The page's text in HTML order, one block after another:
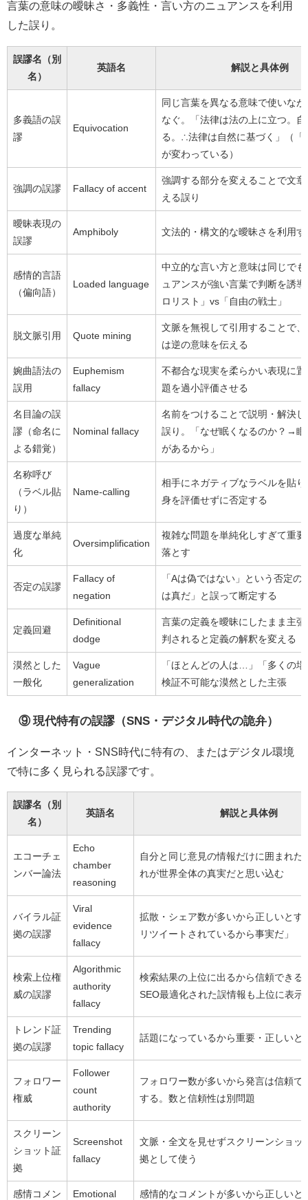
言葉の意味の曖昧さ・多義性・言い方のニュアンスを利用
した誤り。
誤謬名（別
名）
英語名 解説と具体例
多義語の誤
謬
Equivocation
同じ言葉を異なる意味で使いな
なぐ。「法律は法の上に立つ。
る。∴法律は自然に基づく」（「
が変わっている）
強調の誤謬 Fallacy of accent
強調する部分を変えることで文
える誤り
曖昧表現の
誤謬
Amphiboly 文法的・構文的な曖昧さを利用す
感情的言語
（偏向語）
Loaded language
中立的な言い方と意味は同じで
ュアンスが強い言葉で判断を誘
ロリスト」vs「自由の戦士」
脱文脈引用 Quote mining
文脈を無視して引用することで
は逆の意味を伝える
婉曲語法の
誤用
Euphemism
fallacy
不都合な現実を柔らかい表現に
題を過小評価させる
名目論の誤
謬（命名に
よる錯覚）
Nominal fallacy
名前をつけることで説明・解決
誤り。「なぜ眠くなるのか？→眠
があるから」
名称呼び
（ラベル貼
り）
Name-calling
相手にネガティブなラベルを貼
身を評価せずに否定する
過度な単純
化
Oversimplification
複雑な問題を単純化しすぎて重
落とす
否定の誤謬
Fallacy of
negation
「Aは偽ではない」という否定の
は真だ」と誤って断定する
定義回避
Definitional
dodge
言葉の定義を曖昧にしたまま主
判されると定義の解釈を変える
漠然とした
一般化
Vague
generalization
「ほとんどの人は…」「多くの
検証不可能な漠然とした主張
⑨ 現代特有の誤謬（SNS・デジタル時代の詭弁）
インターネット・SNS時代に特有の、またはデジタル環境
で特に多く見られる誤謬です。
誤謬名（別
名）
英語名 解説と具体例
エコーチェ
ンバー論法
Echo
chamber
reasoning
自分と同じ意見の情報だけに囲まれた
れが世界全体の真実だと思い込む
バイラル証
拠の誤謬
Viral
evidence
fallacy
拡散・シェア数が多いから正しいとす
リツイートされているから事実だ」
検索上位権
威の誤謬
Algorithmic
authority
fallacy
検索結果の上位に出るから信頼できる
SEO最適化された誤情報も上位に表示
トレンド証
拠の誤謬
Trending
topic fallacy
話題になっているから重要・正しいと
フォロワー
権威
Follower
count
authority
フォロワー数が多いから発言は信頼で
する。数と信頼性は別問題
スクリーン
ショット証
拠
Screenshot
fallacy
文脈・全文を見せずスクリーンショッ
拠として使う
感情コメン
Emotional
感情的なコメントが多いから正しいと